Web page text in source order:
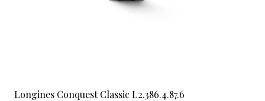
Longines Conquest Classic L2.386.4.87.6